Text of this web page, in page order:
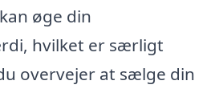
øge din
hvilket er særligt
overvejer at sælge din